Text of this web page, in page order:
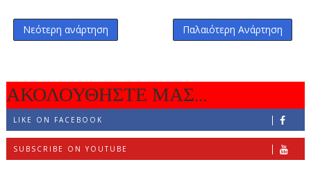
Νεότερη ανάρτηση Παλαιότερη Ανάρτηση
ΑΚΟΛΟΥΘΗΣΤΕ ΜΑΣ...
LIKE ON FACEBOOK
SUBSCRIBE ON YOUTUBE